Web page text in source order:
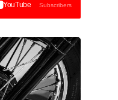
YouTube Subscribers